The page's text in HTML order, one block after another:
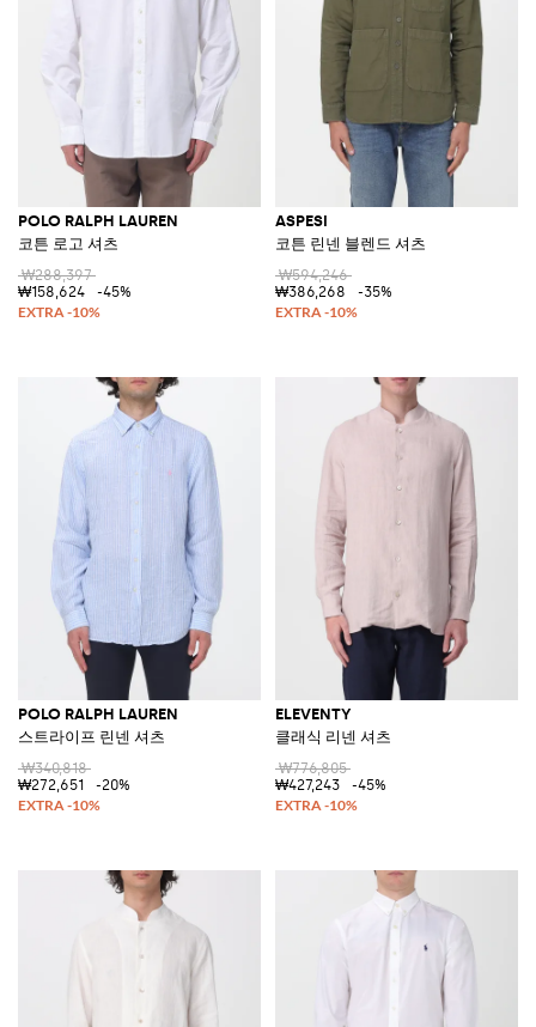
POLO RALPH LAUREN
코튼 로고 셔츠
₩288,397
₩158,624
-45%
ASPESI
코튼 린넨 블렌드 셔츠
₩594,246
₩386,268
-35%
POLO RALPH LAUREN
스트라이프 린넨 셔츠
₩340,818
₩272,651
-20%
ELEVENTY
클래식 리넨 셔츠
₩776,805
₩427,243
-45%